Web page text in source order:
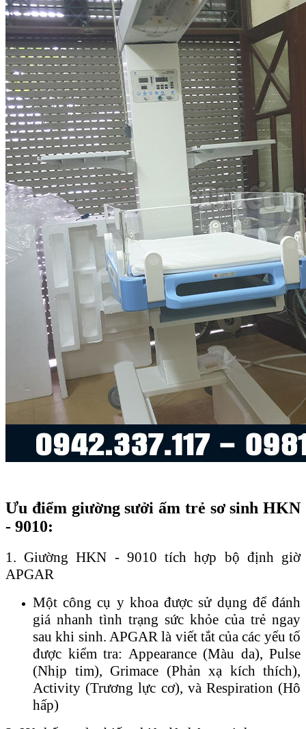
Ưu điểm giường sưởi ấm trẻ sơ sinh HKN
- 9010:
1. Giường HKN - 9010 tích hợp bộ định giờ
APGAR
Một công cụ y khoa được sử dụng để đánh
giá nhanh tình trạng sức khỏe của trẻ ngay
sau khi sinh. APGAR là viết tắt của các yếu tố
được kiểm tra: Appearance (Màu da), Pulse
(Nhịp tim), Grimace (Phản xạ kích thích),
Activity (Trương lực cơ), và Respiration (Hô
hấp)